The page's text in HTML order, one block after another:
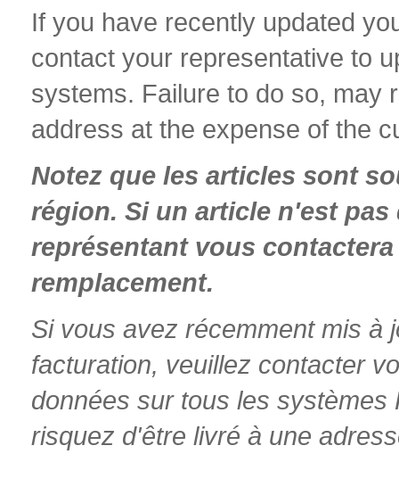
If you have recently updated
contact your representative to
systems. Failure to do so, may
address at the expense of the
Notez que les articles sont
région. Si un article n'est
représentant vous
remplacement.
Si vous avez récemment mis à
facturation, veuillez contacter
données sur tous les
risquez d'être livré à une